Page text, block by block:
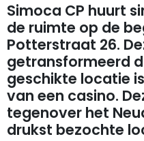
Simoca CP huurt
de ruimte op de
Potterstraat 26.
getransformeerd
geschikte locatie
van een casino.
tegenover het
drukst bezochte